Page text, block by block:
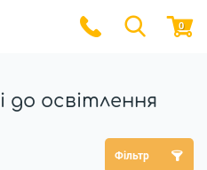
0
до освітлення
Фільтр